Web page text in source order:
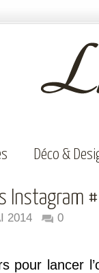
Déco &
Instagram
2014 0
pour lancer